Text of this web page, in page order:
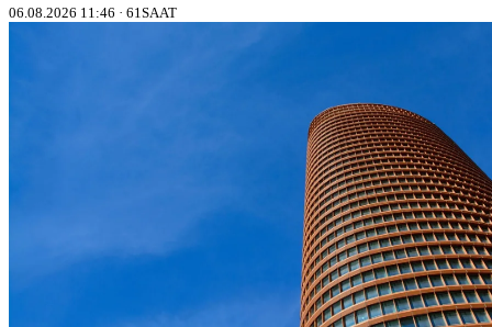
06.08.2026 11:46 · 61SAAT